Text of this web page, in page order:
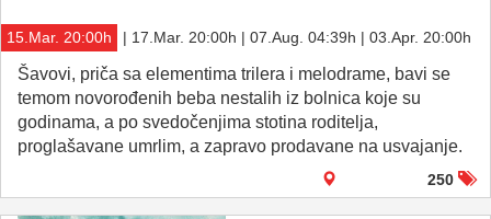
15.Mar. 20:00h | 17.Mar. 20:00h | 07.Aug. 04:39h | 03.Apr. 20:00h
Šavovi, priča sa elementima trilera i melodrame, bavi se
temom novorođenih beba nestalih iz bolnica koje su
godinama, a po svedočenjima stotina roditelja,
proglašavane umrlim, a zapravo prodavane na usvajanje.
250